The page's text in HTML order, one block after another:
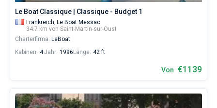
Le Boat Classique | Classique - Budget 1
Frankreich, Le Boat Messac
34.7 km von Saint-Martin-sur-Oust
Charterfirma: LeBoat
Kabinen: 4Jahr: 1996 Länge: 42 ft
Von €1139